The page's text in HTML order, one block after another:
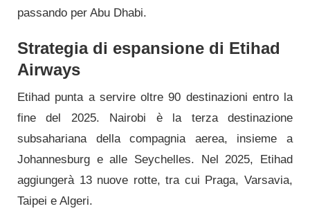
passando per Abu Dhabi.
Strategia di espansione di Etihad
Airways
Etihad punta a servire oltre 90 destinazioni entro la
fine del 2025. Nairobi è la terza destinazione
subsahariana della compagnia aerea, insieme a
Johannesburg e alle Seychelles. Nel 2025, Etihad
aggiungerà 13 nuove rotte, tra cui Praga, Varsavia,
Taipei e Algeri.